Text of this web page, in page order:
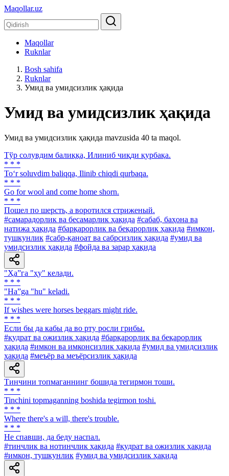
Maqollar.uz
Maqollar
Ruknlar
Bosh sahifa
Ruknlar
Умид ва умидсизлик ҳақида
Умид ва умидсизлик ҳақида
Умид ва умидсизлик ҳақида mavzusida 40 ta maqol.
Тўр солувдим балиққа, Илиниб чиқди қурбақа.
* * *
To‘r soluvdim baliqqa, Ilinib chiqdi qurbaqa.
* * *
Go for wool and come home shorn.
* * *
Пошел по шерсть, а воротился стриженый.
#самарадорлик ва бесамарлик ҳақида #сабаб, баҳона ва
натижа ҳақида #барқарорлик ва беқарорлик ҳақида #имкон,
тушкунлик #сабр-қаноат ва сабрсизлик ҳақида #умид ва
умидсизлик ҳақида #фойда ва зарар ҳақида
"Ҳа”га "ҳу" келади.
* * *
"Ha”ga "hu" keladi.
* * *
If wishes were horses beggars might ride.
* * *
Если бы да кабы да во рту росли грибы.
#қудрат ва ожизлик ҳақида #барқарорлик ва беқарорлик
ҳақида #имкон ва имконсизлик ҳақида #умид ва умидсизлик
ҳақида #меъёр ва меъёрсизлик ҳақида
Тинчини топмаганнинг бошида тегирмон тоши.
* * *
Tinchini topmaganning boshida tegirmon toshi.
* * *
Where there's а will, there's trouble.
* * *
He спавши, да беду наспал.
#тинчлик ва нотинчлик ҳақида #қудрат ва ожизлик ҳақида
#имкон, тушкунлик #умид ва умидсизлик ҳақида